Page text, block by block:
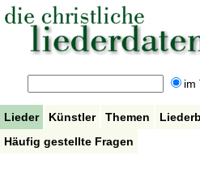
im
Lieder Künstler Themen
Häufig gestellte Fragen